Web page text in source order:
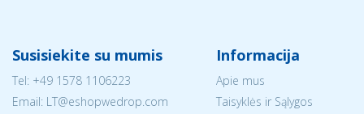
Susisiekite su mumis
Tel: +49 1578 1106223
Email: LT@eshopwedrop.com
Informacija
Apie mus
Taisyklės ir Sąlygos